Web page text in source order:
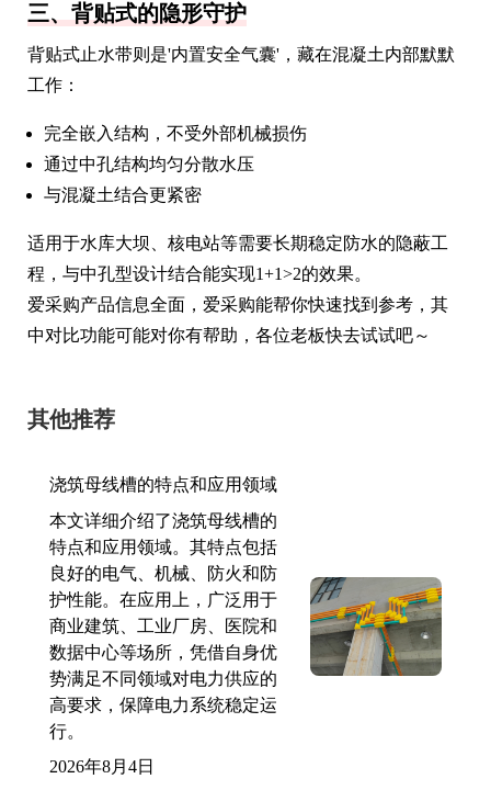
三、背贴式的隐形守护
背贴式止水带则是'内置安全气囊'，藏在混凝土内部默默
工作：
完全嵌入结构，不受外部机械损伤
通过中孔结构均匀分散水压
与混凝土结合更紧密
适用于水库大坝、核电站等需要长期稳定防水的隐蔽工
程，与中孔型设计结合能实现1+1>2的效果。
爱采购产品信息全面，爱采购能帮你快速找到参考，其
中对比功能可能对你有帮助，各位老板快去试试吧～
其他推荐
浇筑母线槽的特点和应用领域
本文详细介绍了浇筑母线槽的
特点和应用领域。其特点包括
良好的电气、机械、防火和防
护性能。在应用上，广泛用于
商业建筑、工业厂房、医院和
数据中心等场所，凭借自身优
势满足不同领域对电力供应的
高要求，保障电力系统稳定运
行。
2026年8月4日